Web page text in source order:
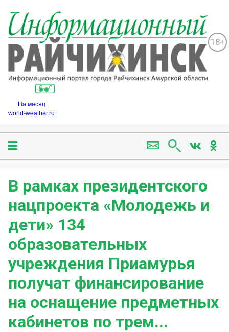
18+
На месяц
world-weather.ru
В рамках президентского
нацпроекта «Молодежь и
дети» 134
образовательных
учреждения Приамурья
получат финансирование
на оснащение предметных
кабинетов по трем...